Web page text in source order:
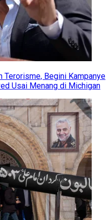
Terorisme, Begini Kampanye
Usai Menang di Michigan